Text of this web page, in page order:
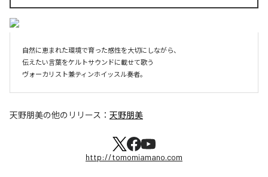
自然に恵まれた環境で育った感性を大切にしながら、
伝えたい言葉をケルトサウンドに載せて歌う
ヴォーカリスト兼ティンホイッスル奏者。
天野朋美の他のリリース： 天野朋美
http://tomomiamano.com